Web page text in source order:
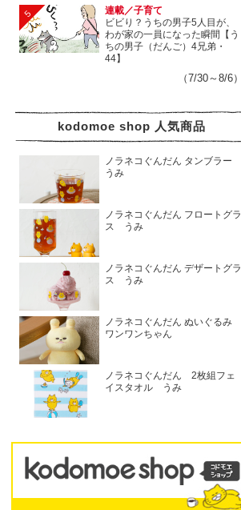
5
連載／子育て
ビビり？うちの男子5人目が、
わが家の一員になった瞬間【う
ちの男子（だんご）4兄弟・
44】
（7/30～8/6）
kodomoe shop 人気商品
ノラネコぐんだん タンブラー
うみ
ノラネコぐんだん フロートグラ
ス うみ
ノラネコぐんだん デザートグラ
ス うみ
ノラネコぐんだん ぬいぐるみ
ワンワンちゃん
ノラネコぐんだん 2枚組フェ
イスタオル うみ